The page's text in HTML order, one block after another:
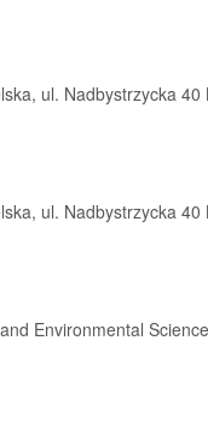
ul. Nadbystrzycka
ul. Nadbystrzycka
Environmental